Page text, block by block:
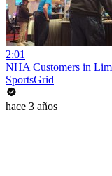
2:01
NHA Customers in
SportsGrid
hace 3 años